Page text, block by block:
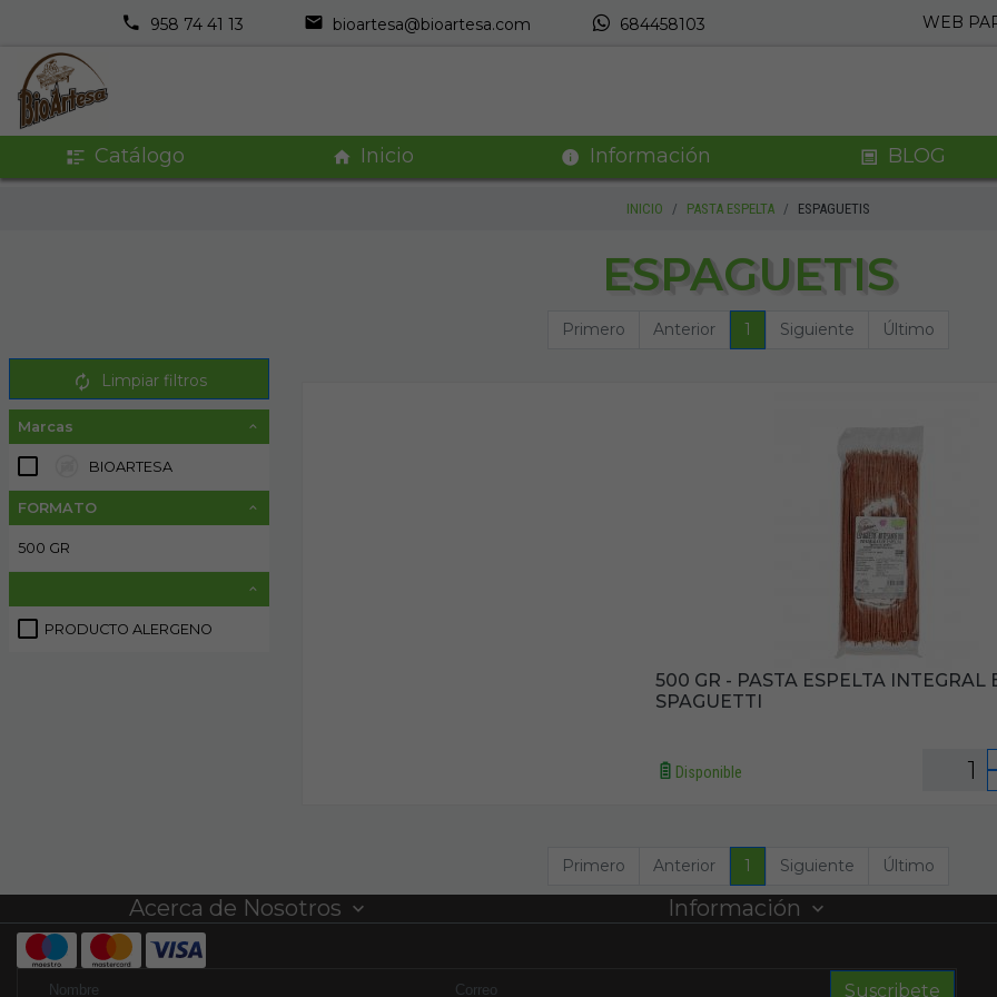
958 74 41 13 bioartesa@bioartesa.com 684458103 WEB
Catálogo Inicio Información BLOG
INICIO PASTA ESPELTA ESPAGUETIS
ESPAGUETIS
Primero Anterior 1 Siguiente Último
Limpiar filtros
Marcas
BIOARTESA
FORMATO
500 GR
PRODUCTO ALERGENO
500 GR - PASTA ESPELTA INTEGRAL
SPAGUETTI
Disponible
Primero Anterior 1 Siguiente Último
Acerca de Nosotros Información
Suscribete